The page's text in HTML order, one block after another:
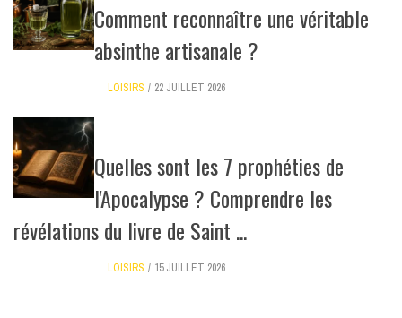
Comment reconnaître une véritable
absinthe artisanale ?
LOISIRS 22 JUILLET 2026
Quelles sont les 7 prophéties de
l'Apocalypse ? Comprendre les
révélations du livre de Saint ...
LOISIRS 15 JUILLET 2026